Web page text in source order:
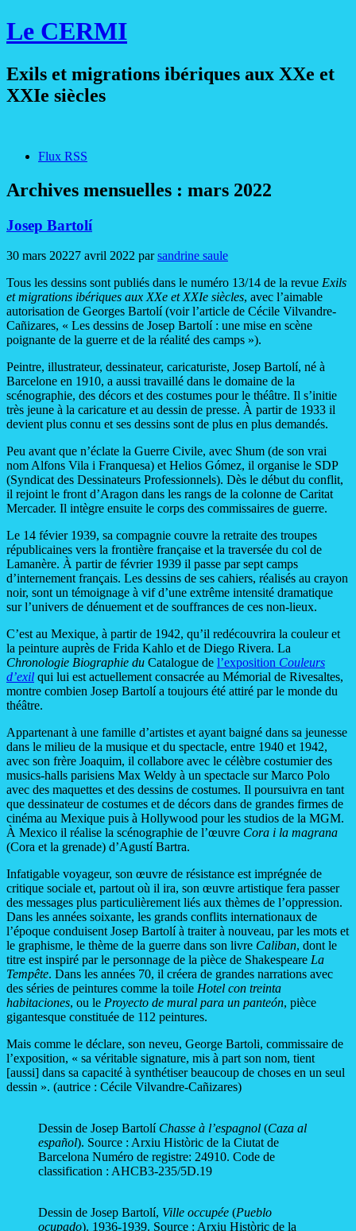
Le CERMI
Exils et migrations ibériques aux XXe et
XXIe siècles
Flux RSS
Archives mensuelles : mars 2022
Josep Bartolí
30 mars 20227 avril 2022 parsandrine saule
Tous les dessins sont publiés dans le numéro 13/14 de la revue Exils
et migrations ibériques aux XXe et XXIe siècles, avec l’aimable
autorisation de Georges Bartolí (voir l’article de Cécile Vilvandre-
Cañizares, « Les dessins de Josep Bartolí : une mise en scène
poignante de la guerre et de la réalité des camps »).
Peintre, illustrateur, dessinateur, caricaturiste, Josep Bartolí, né à
Barcelone en 1910, a aussi travaillé dans le domaine de la
scénographie, des décors et des costumes pour le théâtre. Il s’initie
très jeune à la caricature et au dessin de presse. À partir de 1933 il
devient plus connu et ses dessins sont de plus en plus demandés.
Peu avant que n’éclate la Guerre Civile, avec Shum (de son vrai
nom Alfons Vila i Franquesa) et Helios Gómez, il organise le SDP
(Syndicat des Dessinateurs Professionnels). Dès le début du conflit,
il rejoint le front d’Aragon dans les rangs de la colonne de Caritat
Mercader. Il intègre ensuite le corps des commissaires de guerre.
Le 14 févier 1939, sa compagnie couvre la retraite des troupes
républicaines vers la frontière française et la traversée du col de
Lamanère. À partir de février 1939 il passe par sept camps
d’internement français. Les dessins de ses cahiers, réalisés au crayon
noir, sont un témoignage à vif d’une extrême intensité dramatique
sur l’univers de dénuement et de souffrances de ces non-lieux.
C’est au Mexique, à partir de 1942, qu’il redécouvrira la couleur et
la peinture auprès de Frida Kahlo et de Diego Rivera. La
Chronologie Biographie du Catalogue de l’exposition Couleurs
d’exil qui lui est actuellement consacrée au Mémorial de Rivesaltes,
montre combien Josep Bartolí a toujours été attiré par le monde du
théâtre.
Appartenant à une famille d’artistes et ayant baigné dans sa jeunesse
dans le milieu de la musique et du spectacle, entre 1940 et 1942,
avec son frère Joaquim, il collabore avec le célèbre costumier des
musics-halls parisiens Max Weldy à un spectacle sur Marco Polo
avec des maquettes et des dessins de costumes. Il poursuivra en tant
que dessinateur de costumes et de décors dans de grandes firmes de
cinéma au Mexique puis à Hollywood pour les studios de la MGM.
À Mexico il réalise la scénographie de l’œuvre Cora i la magrana
(Cora et la grenade) d’Agustí Bartra.
Infatigable voyageur, son œuvre de résistance est imprégnée de
critique sociale et, partout où il ira, son œuvre artistique fera passer
des messages plus particulièrement liés aux thèmes de l’oppression.
Dans les années soixante, les grands conflits internationaux de
l’époque conduisent Josep Bartolí à traiter à nouveau, par les mots et
le graphisme, le thème de la guerre dans son livre Caliban, dont le
titre est inspiré par le personnage de la pièce de Shakespeare La
Tempête. Dans les années 70, il créera de grandes narrations avec
des séries de peintures comme la toile Hotel con treinta
habitaciones, ou le Proyecto de mural para un panteón, pièce
gigantesque constituée de 112 peintures.
Mais comme le déclare, son neveu, George Bartoli, commissaire de
l’exposition, « sa véritable signature, mis à part son nom, tient
[aussi] dans sa capacité à synthétiser beaucoup de choses en un seul
dessin ». (autrice : Cécile Vilvandre-Cañizares)
Dessin de Josep BartolíChasse à l’espagnol (Caza al
español). Source : Arxiu Històric de la Ciutat de
Barcelona Numéro de registre: 24910. Code de
classification : AHCB3-235/5D.19
Dessin de Josep Bartolí, Ville occupée (Pueblo
ocupado). 1936-1939. Source : Arxiu Històric de la